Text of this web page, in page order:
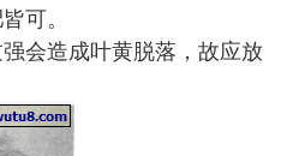
可。
会造成叶黄脱落，故应放